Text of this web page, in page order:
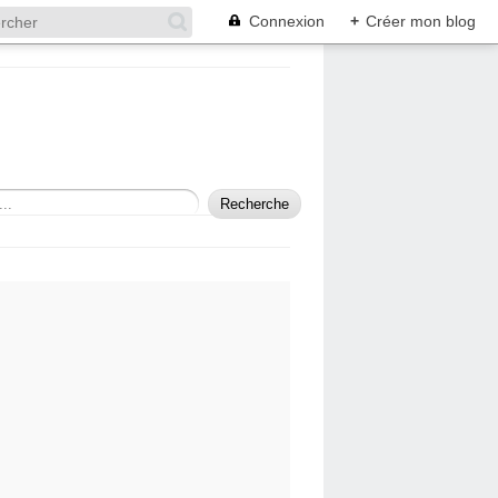
Connexion + Créer mon blog